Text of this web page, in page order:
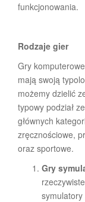
funkcjonowania.
Rodzaje gier
Gry
mają swoją
możemy dzielić
typowy podział
głównych
zręcznościowe,
oraz sportowe.
Gry